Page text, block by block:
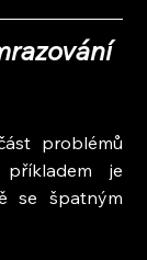
problémů
je
se špatným